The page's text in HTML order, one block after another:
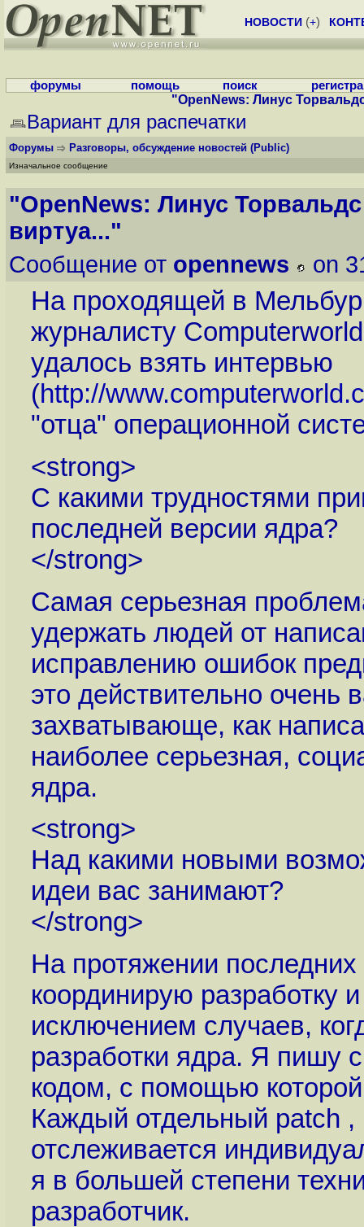
НОВОСТИ (+)
форумы помощь поиск
"OpenNews: Линус
Вариант для распечатки
Форумы Разговоры, обсуждение новостей (Public)
Изначальное сообщение
"OpenNews: Линус
виртуа..."
Сообщение от opennews on
На проходящей в
журналисту
удалось взять интервью
(http://
"отца" операционной
<strong>
С какими трудностями
последней версии ядра?
</strong>
Самая серьезная
удержать людей от
исправлению ошибок
это действительно очень
захватывающе, как
наиболее серьезная,
ядра.
<strong>
Над какими новыми
идеи вас занимают?
</strong>
На протяжении последних
координирую разработку
исключением случаев,
разработки ядра. Я пишу
кодом, с помощью
Каждый отдельный patch ,
отслеживается
я в большей степени
разработчик.